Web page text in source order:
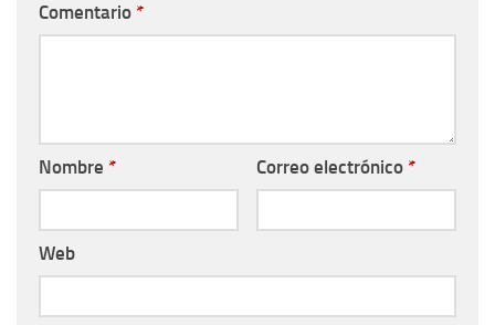
Comentario *
Nombre * Correo electrónico *
Web